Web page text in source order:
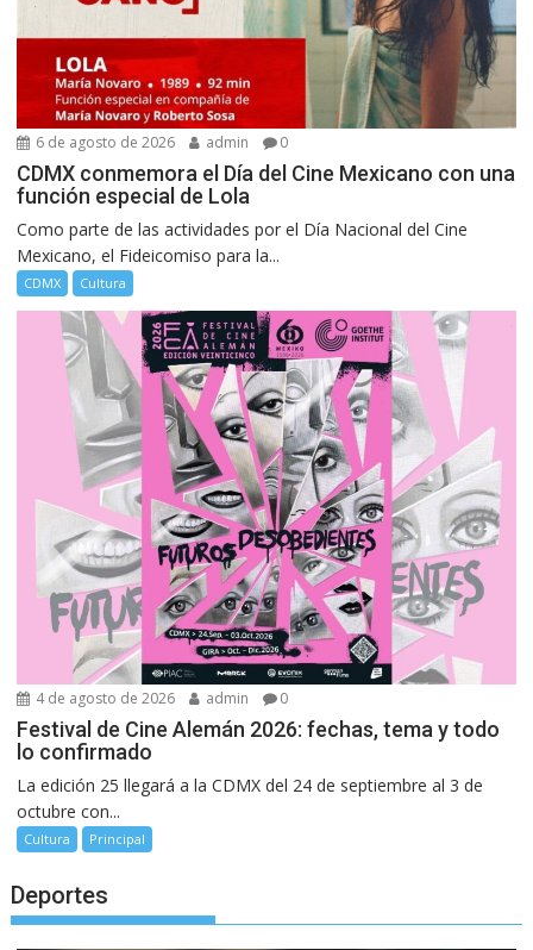
6 de agosto de 2026 admin 0
CDMX conmemora el Día del Cine Mexicano con una
función especial de Lola
Como parte de las actividades por el Día Nacional del Cine
Mexicano, el Fideicomiso para la...
CDMX Cultura
4 de agosto de 2026 admin 0
Festival de Cine Alemán 2026: fechas, tema y todo
lo confirmado
La edición 25 llegará a la CDMX del 24 de septiembre al 3 de
octubre con...
Cultura Principal
Deportes